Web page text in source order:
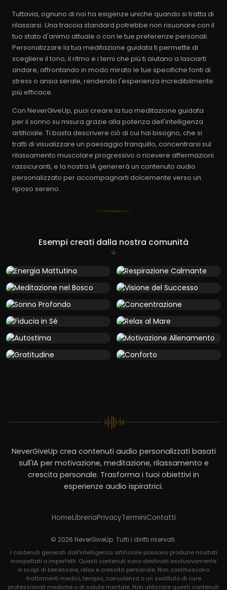
Tuttavia, ognuno di noi ha esigenze uniche quando si tratta di
rilassarsi. Una traccia standard potrebbe non risuonare con il
tuo stato d'animo attuale o con le tue preferenze personali.
Personalizzare la tua meditazione guidata ti permette di
scegliere il tono, il ritmo e i temi che più ti aiutano a lasciarti
andare, affrontando in modo mirato le tue specifiche fonti di
stress o ansia serale, rendendo l'esperienza incredibilmente
più efficace.
Con NeverGiveUp, puoi creare la tua meditazione guidata
per il sonno su misura grazie alla potenza dell'intelligenza
artificiale. Ti basta descrivere ciò di cui hai bisogno, che si
tratti di visualizzare un paesaggio tranquillo, concentrarsi sul
rilassamento muscolare progressivo o ricevere affermazioni
rassicuranti, e la nostra IA genererà un contenuto audio
personalizzato per accompagnarti dolcemente verso un
riposo sereno.
Esempi creati dalla nostra comunità
NeverGiveUp crea contenuti audio personalizzati basati
sull'IA per motivazione, meditazione, rilassamento e
crescita personale. Trasforma i tuoi obiettivi in
esperienze audio ispiratrici.
HomeLibreriaPrivacyTerminiContatti
© 2026 NeverGiveUp. Tutti i diritti riservati.
I contenuti generati dall'intelligenza artificiale possono produrre risultati
inaspettati o imperfetti. Questi contenuti sono destinati esclusivamente
a scopi di benessere, relax e crescita personale. Non costituiscono
trattamenti medici, terapia, consulenza o un sostituto di cure
professionali mediche o di salute mentale. Non utilizzare questi contenuti